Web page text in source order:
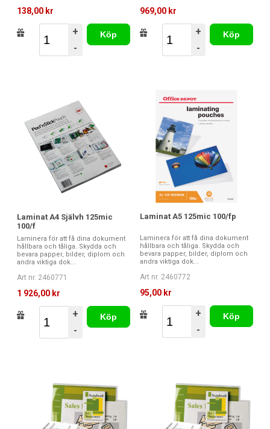
138,00 kr
+
-
Köp
969,00 kr
+
-
Köp
Laminat A4 Självh 125mic
100/f
Laminera för att få dina dokument
hållbara och tåliga. Skydda och
bevara papper, bilder, diplom och
andra viktiga dok...
Art nr. 2460771
1 926,00 kr
+
-
Köp
Laminat A5 125mic 100/fp
Laminera för att få dina dokument
hållbara och tåliga. Skydda och
bevara papper, bilder, diplom och
andra viktiga dok...
Art nr. 2460772
95,00 kr
+
-
Köp